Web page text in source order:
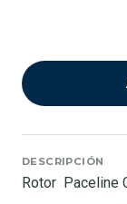
DESCRIPCIÓN
Rotor Paceline